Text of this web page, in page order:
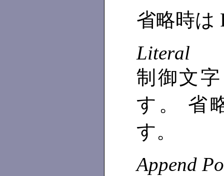
省略時は
Literal
制御文
す。 省
す。
Append